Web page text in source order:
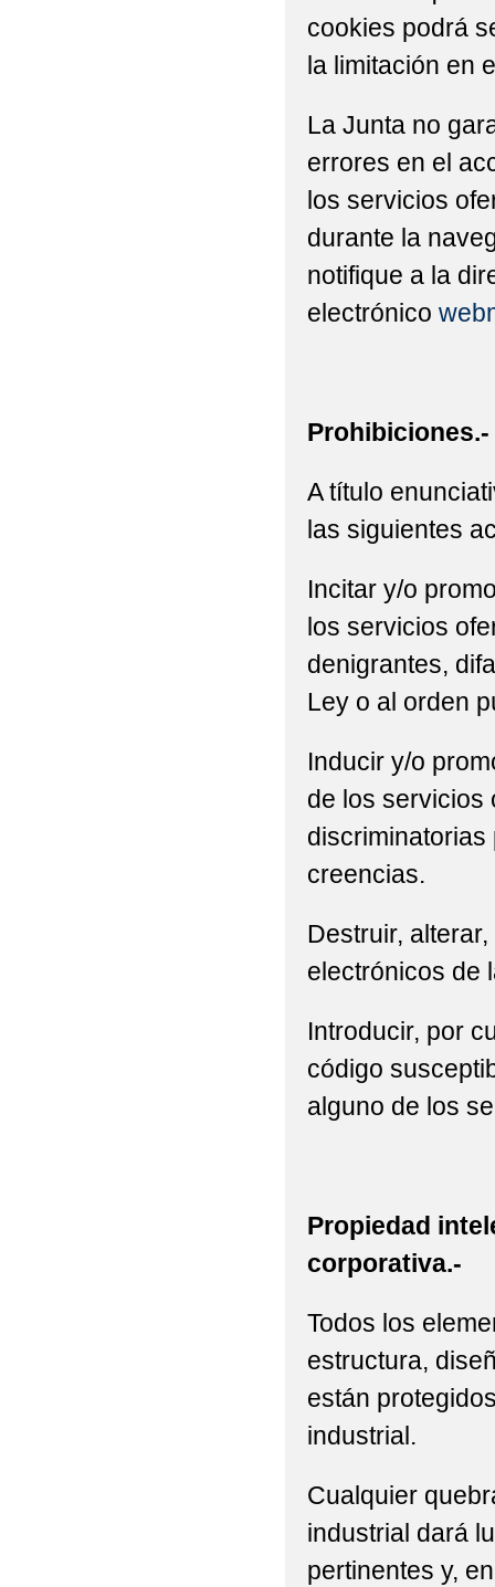
cookies podrá
la limitación en
La Junta no
errores en el
los servicios
durante la
notifique a la
electrónico
Prohibiciones.-
A título
las siguientes
Incitar y/o
los servicios
denigrantes,
Ley o al orden
Inducir y/o
de los servicios
creencias.
Destruir,
electrónicos de
Introducir, por
código
alguno de los
Propiedad
corporativa.-
Todos los
estructura,
están
industrial.
Cualquier
industrial dará
pertinentes y,